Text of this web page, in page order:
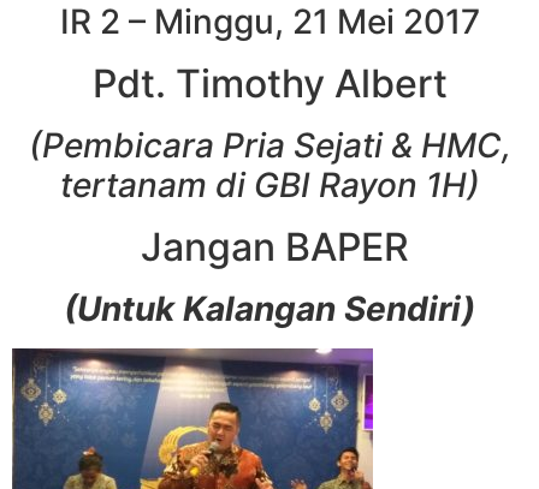
IR 2 – Minggu, 21 Mei 2017
Pdt. Timothy Albert
(Pembicara Pria Sejati & HMC,
tertanam di GBI Rayon 1H)
Jangan BAPER
(Untuk Kalangan Sendiri)